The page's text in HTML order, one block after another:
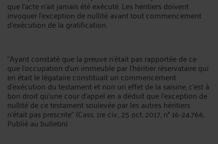
que l’acte n’ait jamais été exécuté. Les héritiers doivent
invoquer l’exception de nullité avant tout commencement
d’exécution de la gratification.
“Ayant constaté que la preuve n’était pas rapportée de ce
que l’occupation d’un immeuble par l’héritier réservataire qui
en était le légataire constituait un commencement
d’exécution du testament et non un effet de la saisine, c’est à
bon droit qu’une cour d’appel en a déduit que l’exception de
nullité de ce testament soulevée par les autres héritiers
n’était pas prescrite” (Cass. 1re civ., 25 oct. 2017, n° 16-24.766,
Publié au bulletin)